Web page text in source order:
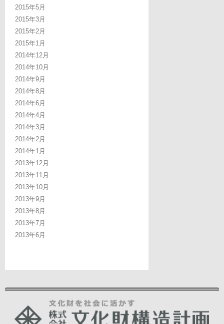
2015年5月
2015年3月
2015年2月
2015年1月
2014年12月
2014年10月
2014年9月
2014年8月
2014年6月
2014年4月
2014年3月
2014年2月
2014年1月
2013年12月
2013年11月
2013年10月
2013年9月
2013年8月
2013年7月
2013年6月